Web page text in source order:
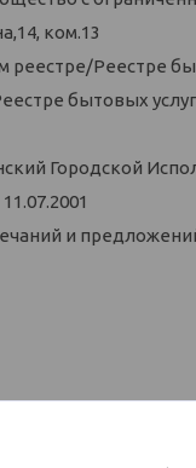
ком.13
Реестре
бытовых
Городской
и